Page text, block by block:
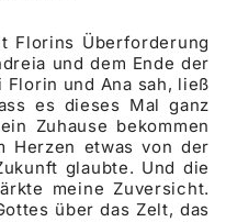
Florins Überforderung
und dem Ende der
Florin und Ana sah, ließ
es dieses Mal ganz
Zuhause bekommen
Herzen etwas von der
glaubte. Und die
meine Zuversicht.
über das Zelt, das